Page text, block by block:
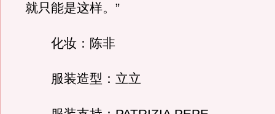
就只能是这样。”
化妆：陈非
服装造型：立立